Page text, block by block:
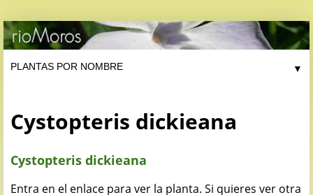
▼
Cystopteris dickieana
Cystopteris dickieana
Entra en el enlace para ver la planta. Si quieres ver otra